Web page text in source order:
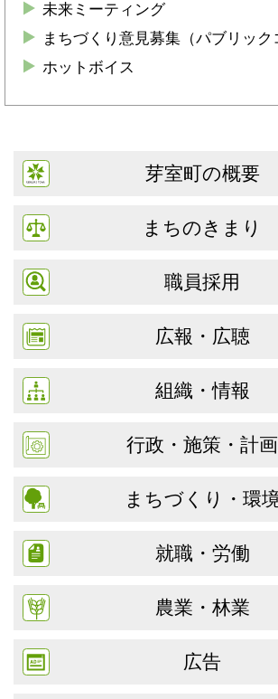
未来ミーティング
まちづくり意見募集（パブリック
ホットボイス
芽室町の概要
まちのきまり
職員採用
広報・広聴
組織・情報
行政・施策・計画
まちづくり・環
就職・労働
農業・林業
広告